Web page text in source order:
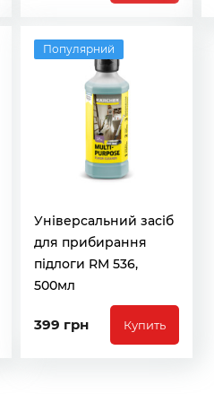
Популярний
Універсальний засіб
для прибирання
підлоги RM 536,
500мл
399 грн Купить